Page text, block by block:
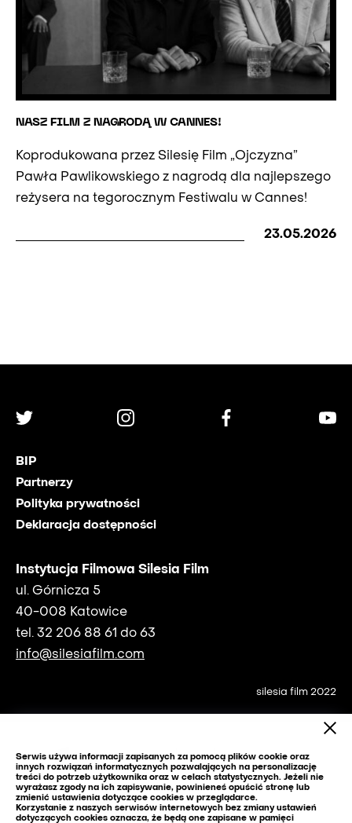
NASZ FILM Z NAGRODĄ W CANNES!
Koprodukowana przez Silesię Film „Ojczyzna”
Pawła Pawlikowskiego z nagrodą dla najlepszego
reżysera na tegorocznym Festiwalu w Cannes!
23.05.2026
Instytucja Filmowa Silesia Film
ul. Górnicza 5
40-008 Katowice
tel. 32 206 88 61 do 63
info@silesiafilm.com
BIP
Partnerzy
Polityka prywatności
Deklaracja dostępności
silesia film 2022
Serwis używa informacji zapisanych za pomocą plików cookie oraz
innych rozwiązań informatycznych pozwalających na personalizację
treści do potrzeb użytkownika oraz w celach statystycznych. Jeżeli nie
wyrażasz zgody na ich zapisywanie, powinieneś opuścić stronę lub
zmienić ustawienia dotyczące cookies w przeglądarce.
Korzystanie z naszych serwisów internetowych bez zmiany ustawień
dotyczących cookies oznacza, że będą one zapisane w pamięci